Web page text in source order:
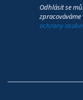
Odhlásit se
zpracováváme
ochrany